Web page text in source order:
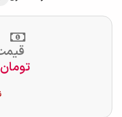
تومان